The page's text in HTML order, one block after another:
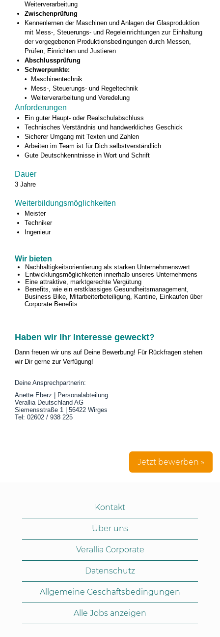
Weiterverarbeitung
Zwischenprüfung
Kennenlernen der Maschinen und Anlagen der Glasproduktion
mit Mess-, Steuerungs- und Regeleinrichtungen zur Einhaltung
der vorgegebenen Produktionsbedingungen durch Messen,
Prüfen, Einrichten und Justieren
Abschlussprüfung
Schwerpunkte:
• Maschinentechnik
• Mess-, Steuerungs- und Regeltechnik
• Weiterverarbeitung und Veredelung
Anforderungen
Ein guter Haupt- oder Realschulabschluss
Technisches Verständnis und handwerkliches Geschick
Sicherer Umgang mit Texten und Zahlen
Arbeiten im Team ist für Dich selbstverständlich
Gute Deutschkenntnisse in Wort und Schrift
Dauer
3 Jahre
Weiterbildungs­möglichkeiten
Meister
Techniker
Ingenieur
Wir bieten
Nachhaltigkeitsorientierung als starken Unternehmenswert
Entwicklungsmöglichkeiten innerhalb unseres Unternehmens
Eine attraktive, marktgerechte Vergütung
Benefits, wie ein erstklassiges Gesundheitsmanagement,
Business Bike, Mitarbeiterbeteiligung, Kantine, Einkaufen über
Corporate Benefits
Haben wir Ihr Interesse geweckt?
Dann freuen wir uns auf Deine Bewerbung! Für Rückfragen stehen
wir Dir gerne zur Verfügung!
Deine Ansprechpartnerin:
Anette Eberz | Personalabteilung
Verallia Deutschland AG
Siemensstraße 1 | 56422 Wirges
Tel: 02602 / 938 225
Jetzt bewerben »
Kontakt
Über uns
Verallia Corporate
Datenschutz
Allgemeine Geschäftsbedingungen
Alle Jobs anzeigen